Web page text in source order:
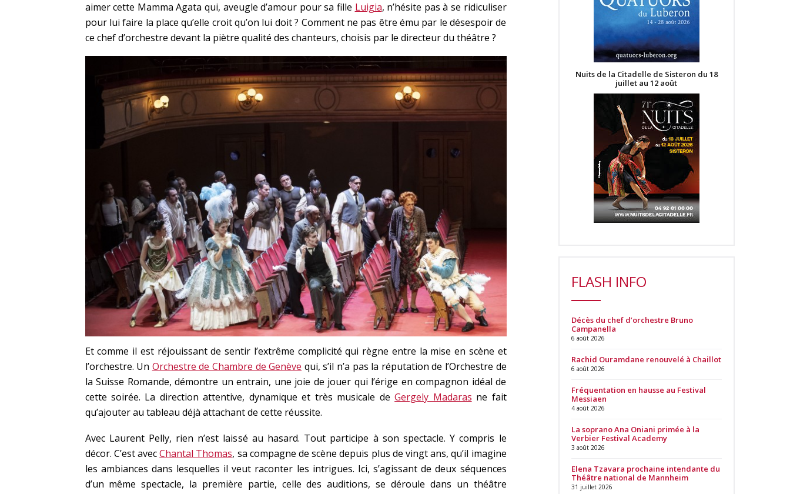
aimer cette Mamma Agata qui, aveugle d’amour pour sa fille Luigia, n’hésite pas à se ridiculiser
pour lui faire la place qu’elle croit qu’on lui doit ? Comment ne pas être ému par le désespoir de
ce chef d’orchestre devant la piètre qualité des chanteurs, choisis par le directeur du théâtre ?
Et comme il est réjouissant de sentir l’extrême complicité qui règne entre la mise en scène et
l’orchestre. Un Orchestre de Chambre de Genève qui, s’il n’a pas la réputation de l’Orchestre de
la Suisse Romande, démontre un entrain, une joie de jouer qui l’érige en compagnon idéal de
cette soirée. La direction attentive, dynamique et très musicale deGergely Madaras ne fait
qu’ajouter au tableau déjà attachant de cette réussite.
Avec Laurent Pelly, rien n’est laissé au hasard. Tout participe à son spectacle. Y compris le
décor. C’est avecChantal Thomas, sa compagne de scène depuis plus de vingt ans, qu’il imagine
les ambiances dans lesquelles il veut raconter les intrigues. Ici, s’agissant de deux séquences
d’un même spectacle, la première partie, celle des auditions, se déroule dans un théâtre
Nuits de la Citadelle de Sisteron du 18
juillet au 12 août
FLASH INFO
Décès du chef d’orchestre Bruno
Campanella
6 août 2026
Rachid Ouramdane renouvelé à Chaillot
6 août 2026
Fréquentation en hausse au Festival
Messiaen
4 août 2026
La soprano Ana Oniani primée à la
Verbier Festival Academy
3 août 2026
Elena Tzavara prochaine intendante du
Théâtre national de Mannheim
31 juillet 2026